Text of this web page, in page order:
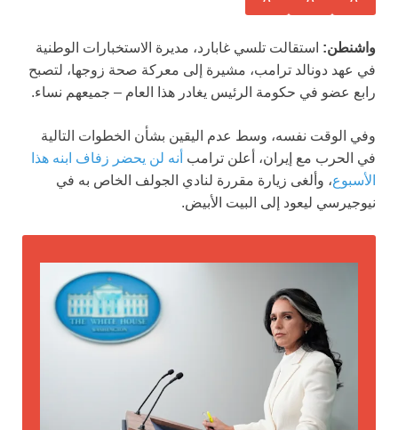
واشنطن: استقالت تلسي غابارد، مديرة الاستخبارات الوطنية
في عهد دونالد ترامب، مشيرة إلى معركة صحة زوجها، لتصبح
رابع عضو في حكومة الرئيس يغادر هذا العام – جميعهم نساء.
وفي الوقت نفسه، وسط عدم اليقين بشأن الخطوات التالية
في الحرب مع إيران، أعلن ترامب أنه لن يحضر زفاف ابنه هذا
الأسبوع، وألغى زيارة مقررة لنادي الجولف الخاص به في
نيوجيرسي ليعود إلى البيت الأبيض.